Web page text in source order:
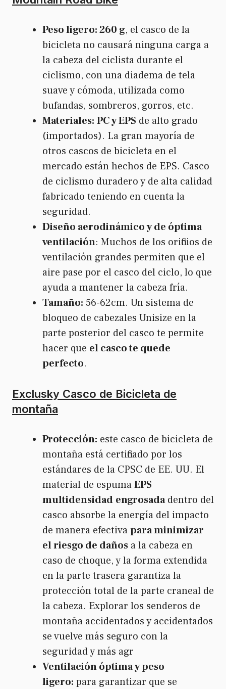
Peso ligero: 260 g, el casco de la
bicicleta no causará ninguna carga a
la cabeza del ciclista durante el
ciclismo, con una diadema de tela
suave y cómoda, utilizada como
bufandas, sombreros, gorros, etc.
Materiales: PC y EPS de alto grado
(importados). La gran mayoría de
otros cascos de bicicleta en el
mercado están hechos de EPS. Casco
de ciclismo duradero y de alta calidad
fabricado teniendo en cuenta la
seguridad.
Diseño aerodinámico y de óptima
ventilación: Muchos de los orificios de
ventilación grandes permiten que el
aire pase por el casco del ciclo, lo que
ayuda a mantener la cabeza fría.
Tamaño: 56-62cm. Un sistema de
bloqueo de cabezales Unisize en la
parte posterior del casco te permite
hacer que el casco te quede
perfecto.
Exclusky Casco de Bicicleta de
montaña
Protección: este casco de bicicleta de
montaña está certificado por los
estándares de la CPSC de EE. UU. El
material de espumaEPS
multidensidad engrosadadentro del
casco absorbe la energía del impacto
de manera efectivapara minimizar
el riesgo de daños a la cabeza en
caso de choque, y la forma extendida
en la parte trasera garantiza la
protección total de la parte craneal de
la cabeza. Explorar los senderos de
montaña accidentados y accidentados
se vuelve más seguro con la
seguridad y más agr
Ventilación óptima y peso
ligero: para garantizar que se